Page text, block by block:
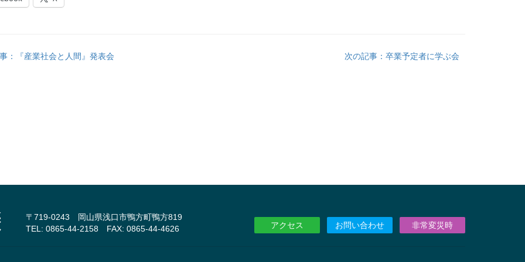
：『産業社会と人間』発表会 次の記事：卒業予定者に学ぶ会
〒719-0243 岡山県浅口市鴨方町鴨方819
TEL: 0865-44-2158 FAX: 0865-44-4626
アクセス お問い合わせ 非常変災時